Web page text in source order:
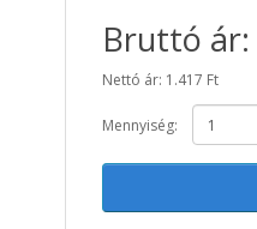
Bruttó ár:
Nettó ár: 1.417 Ft
Mennyiség: